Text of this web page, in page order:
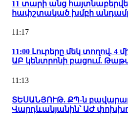
11 տարի անց հայտնաբերվել
հափշտակած խմբի
11:17
11:00 Լուրերը մեկ տողով. 4
ԱԲ կենտրոնի բացում.
11:13
ՏԵՍԱՆՅՈՒԹ. ՔՊ-ն
Վարդևանյանին՝ ԱԺ